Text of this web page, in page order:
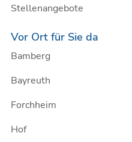
Stellenangebote
Vor Ort für Sie da
Bamberg
Bayreuth
Forchheim
Hof